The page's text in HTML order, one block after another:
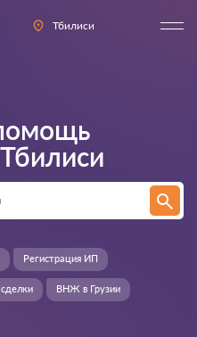
Тбилиси
Тбилиси
ВНЖ в Грузии
Регистрация ИП